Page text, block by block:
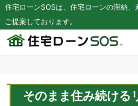
住宅ローンSOSは、住宅ローンの滞納
ご提案しております。
そのまま住み続ける